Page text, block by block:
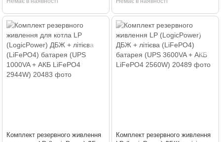
Комплект резервного живлення
Комплект резервного живлення